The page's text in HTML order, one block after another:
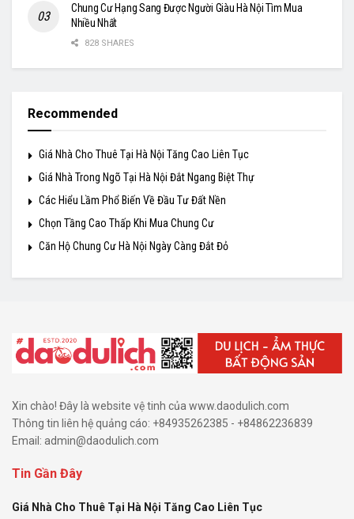
Chung Cư Hạng Sang Được Người Giàu Hà Nội Tìm Mua
Nhiều Nhất
828 SHARES
Recommended
Giá Nhà Cho Thuê Tại Hà Nội Tăng Cao Liên Tục
Giá Nhà Trong Ngõ Tại Hà Nội Đắt Ngang Biệt Thự
Các Hiểu Lầm Phổ Biến Về Đầu Tư Đất Nền
Chọn Tầng Cao Thấp Khi Mua Chung Cư
Căn Hộ Chung Cư Hà Nội Ngày Càng Đắt Đỏ
Xin chào! Đây là website vệ tinh của www.daodulich.com
Thông tin liên hệ quảng cáo: +84935262385 - +84862236839
Email: admin@daodulich.com
Tin Gần Đây
Giá Nhà Cho Thuê Tại Hà Nội Tăng Cao Liên Tục